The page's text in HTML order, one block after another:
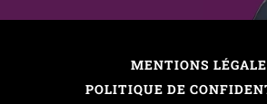
MENTIONS
POLITIQUE DE